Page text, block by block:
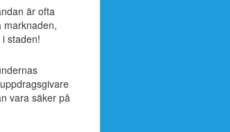
är ofta
marknaden,
staden!
vara säker på